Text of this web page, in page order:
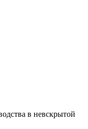
в невскрытой